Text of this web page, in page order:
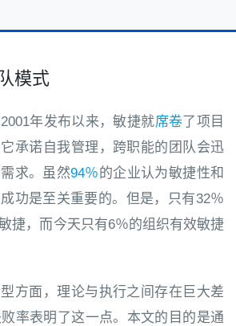
模式
年发布以来，敏捷就席卷了项目
承诺自我管理，跨职能的团队会迅
求。虽然94％的企业认为敏捷性和
功是至关重要的。 但是，只有32％
捷，而今天只有6％的组织有效敏捷
方面，理论与执行之间存在巨大差
率表明了这一点。 本文的目的是通